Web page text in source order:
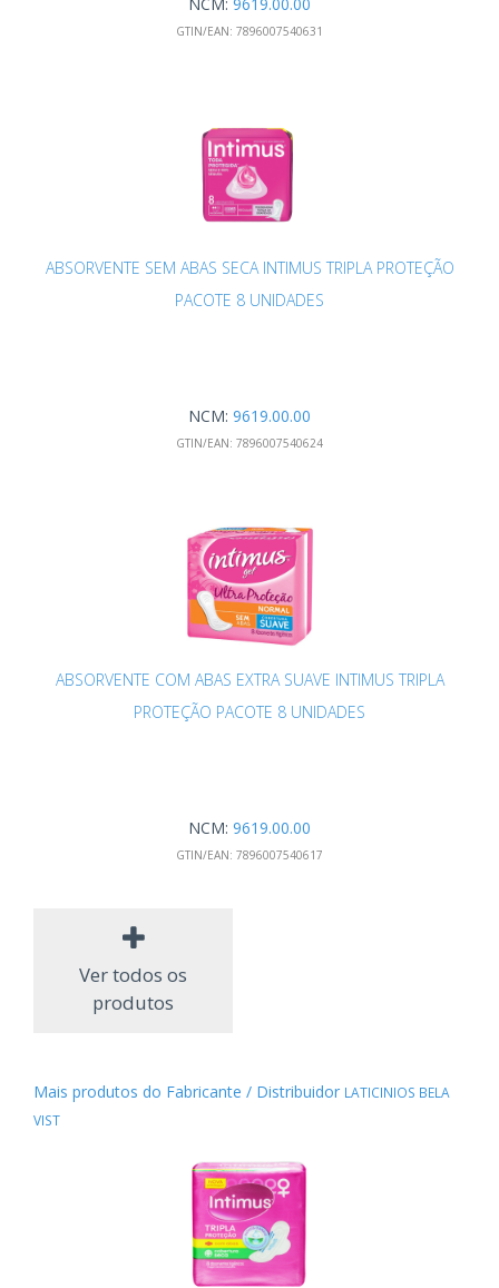
GTIN/EAN: 7896007540631
ABSORVENTE SEM ABAS SECA INTIMUS TRIPLA PROTEÇÃO
PACOTE 8 UNIDADES
NCM: 9619.00.00
GTIN/EAN: 7896007540624
ABSORVENTE COM ABAS EXTRA SUAVE INTIMUS TRIPLA
PROTEÇÃO PACOTE 8 UNIDADES
NCM: 9619.00.00
GTIN/EAN: 7896007540617
Ver todos os
produtos
Mais produtos do Fabricante / Distribuidor LATICINIOS BELA
VIST